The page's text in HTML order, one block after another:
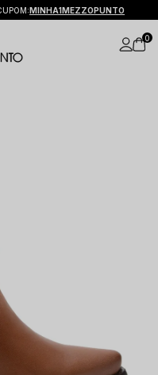
FRETE GRÁTIS SUL SUDESTE E
0